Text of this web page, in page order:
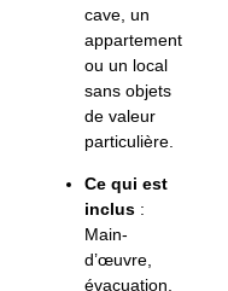
cave, un
appartement
ou un local
sans objets
de valeur
particulière.
Ce qui est
inclus :
Main-
d’œuvre,
évacuation,